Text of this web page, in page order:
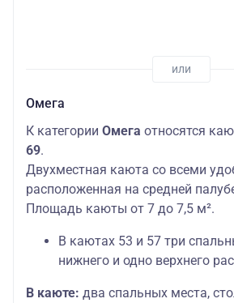
Омега
К категории Омега относятся
69.
Двухместная каюта со всеми
расположенная на средней
Площадь каюты от 7 до 7,5 м².
В каютах 53 и 57 три
нижнего и одно верхнего
В каюте: два спальных места,